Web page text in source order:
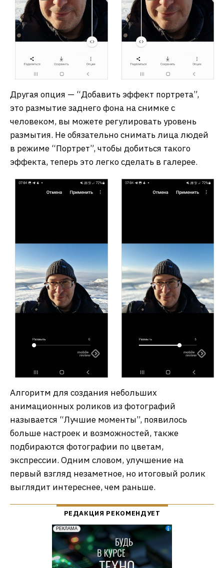
Другая опция — “Добавить эффект портрета”,
это размытие заднего фона на снимке с
человеком, вы можете регулировать уровень
размытия. Не обязательно снимать лица людей
в режиме “Портрет”, чтобы добиться такого
эффекта, теперь это легко сделать в галерее.
Алгоритм для создания небольших
анимационных роликов из фотографий
называется “Лучшие моменты”, появилось
больше настроек и возможностей, также
подбираются фотографии по цветам,
экспрессии. Одним словом, улучшение на
первый взгляд незаметное, но итоговый ролик
выглядит интереснее, чем раньше.